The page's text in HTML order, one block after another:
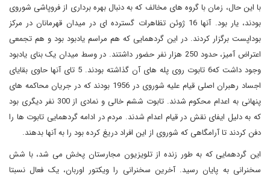
با این حال، زمان با گروه های مخالف که به دنبال بهره برداری از فروپاشی شوروی
بودند، یار بود. آنها 16 ژوئن تظاهرات گسترده ای در میدان قهرمانان در مرکز
بوداپست برگزار کردند. در این گردهمایی که هم مراسم یادبود بود و هم تجمعی
اعتراض آمیز، حدود 250 هزار نفر حضور داشتند. در وسط میدان یک بنای یادبود
وجود داشت که6 تابوت روی پله های آن گذاشته بودند. 5 تای آنها حاوی بقایای
اجساد رهبران اصلی قیام علیه شوروی در 1956 بودند که در جریان محاکمه های
پنهانی به اعدام محکوم شدند. تابوت ششم خالی و نمادی از 300 نفر دیگری بود
که به دلیل ایفای نقش در قیام اعدام شدند. مردم در ادامه گردهمایی تابوت ها را
دفن کردند تا آرامگاهی که شوروی از این افراد دریغ کرده بود را به آنها بدهند.
این گردهمایی که به طور زنده از تلویزیون مجارستان پخش می شد، با شش
سخنرانی به پایان رسید. آخرین سخنرانی را ویکتور اوربان، یک فعال نسبتا